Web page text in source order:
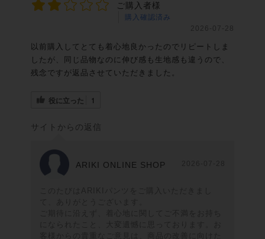
ご購入者様
購入確認済み
2026-07-28
以前購入してとても着心地良かったのでリピートしま
したが、同じ品物なのに伸び感も生地感も違うので、
残念ですが返品させていただきました。
役に立った 1
サイトからの返信
ARIKI ONLINE SHOP